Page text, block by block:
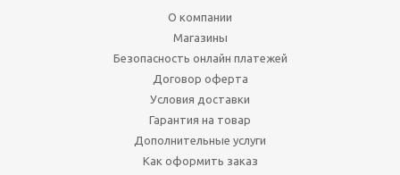
О компании
Магазины
Безопасность онлайн платежей
Договор оферта
Условия доставки
Гарантия на товар
Дополнительные услуги
Как оформить заказ